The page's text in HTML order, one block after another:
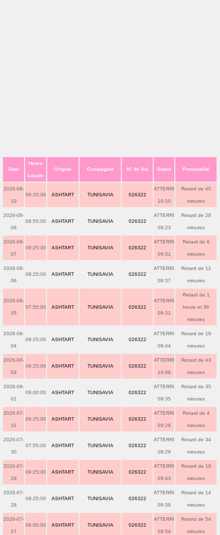
Date
Heure
Locale
Origine Compagnie N° de Vol Statut Ponctualité
2026-08-
10
09:25:00 ASHTART TUNISAVIA 026322
ATTERRI
10:10
Retard de 45
minutes
2026-08-
08
08:55:00 ASHTART TUNISAVIA 026322
ATTERRI
09:23
Retard de 28
minutes
2026-08-
07
09:25:00 ASHTART TUNISAVIA 026322
ATTERRI
09:31
Retard de 6
minutes
2026-08-
06
09:25:00 ASHTART TUNISAVIA 026322
ATTERRI
09:37
Retard de 12
minutes
2026-08-
05
07:55:00 ASHTART TUNISAVIA 026322
ATTERRI
09:31
Retard de 1
heure et 36
minutes
2026-08-
04
09:25:00 ASHTART TUNISAVIA 026322
ATTERRI
09:44
Retard de 19
minutes
2026-08-
03
09:25:00 ASHTART TUNISAVIA 026322
ATTERRI
10:08
Retard de 43
minutes
2026-08-
01
09:00:00 ASHTART TUNISAVIA 026322
ATTERRI
09:35
Retard de 35
minutes
2026-07-
31
09:25:00 ASHTART TUNISAVIA 026322
ATTERRI
09:29
Retard de 4
minutes
2026-07-
30
07:55:00 ASHTART TUNISAVIA 026322
ATTERRI
08:29
Retard de 34
minutes
2026-07-
29
09:25:00 ASHTART TUNISAVIA 026322
ATTERRI
09:43
Retard de 18
minutes
2026-07-
28
09:25:00 ASHTART TUNISAVIA 026322
ATTERRI
09:39
Retard de 14
minutes
2026-07-
27
09:00:00 ASHTART TUNISAVIA 026322
ATTERRI
09:54
Retard de 54
minutes